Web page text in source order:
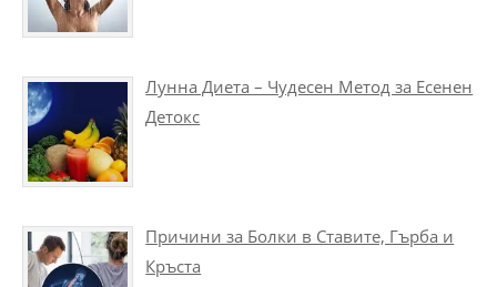
Лунна Диета – Чудесен Метод за Есенен
Детокс
Причини за Болки в Ставите, Гърба и
Кръста